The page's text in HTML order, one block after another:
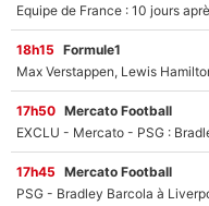
18h15 Formule1
17h50 Mercato Football
EXCLU - Mercato - PSG :
17h45 Mercato Football
PSG - Bradley Barcola à